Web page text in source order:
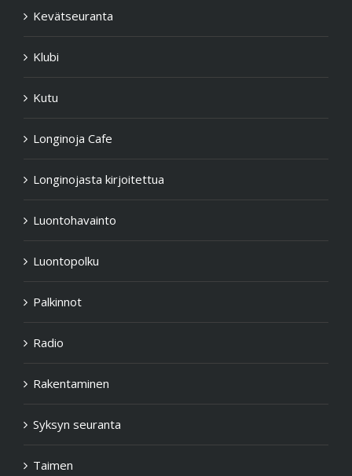
Kevätseuranta
Klubi
Kutu
Longinoja Cafe
Longinojasta kirjoitettua
Luontohavainto
Luontopolku
Palkinnot
Radio
Rakentaminen
Syksyn seuranta
Taimen